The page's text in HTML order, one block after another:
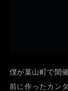
僕が葉山町で開
前に作ったカン